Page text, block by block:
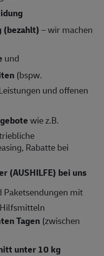
(bezahlt)– wir machen
und
(bspw.
und offenen
wie z.B.
Rabatte bei
(AUSHILFE) bei uns
Paketsendungen mit
Tagen (zwischen
unter 10 kg